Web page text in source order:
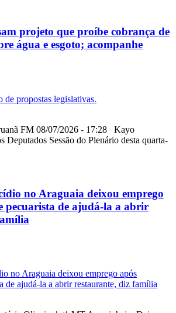
projeto que proíbe cobrança de
água e esgoto; acompanhe
FM 08/07/2026 - 17:28 Kayo
Deputados Sessão do Plenário desta quarta-
no Araguaia deixou emprego
pecuarista de ajudá-la a abrir